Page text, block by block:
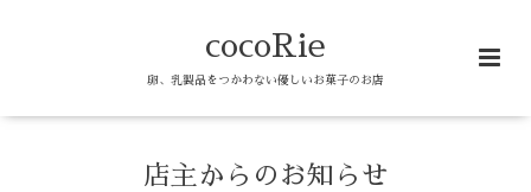
cocoRie
卵、乳製品をつかわない優しいお菓子のお店
店主からのお知らせ